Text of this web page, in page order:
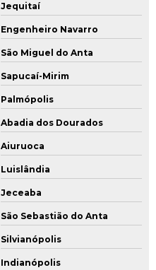
Jequitaí
Engenheiro Navarro
São Miguel do Anta
Sapucaí-Mirim
Palmópolis
Abadia dos Dourados
Aiuruoca
Luislândia
Jeceaba
São Sebastião do Anta
Silvianópolis
Indianópolis